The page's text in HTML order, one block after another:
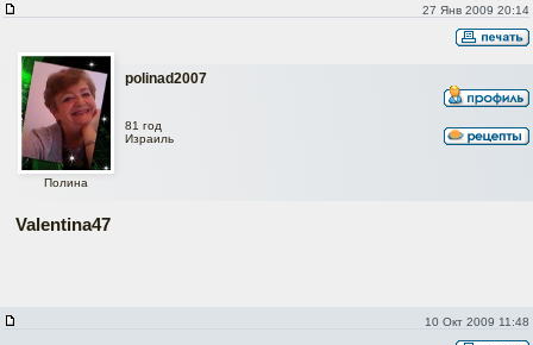
27 Янв 2009 20:14
polinad2007
Полина
81 год
Израиль
Valentina47
10 Окт 2009 11:48